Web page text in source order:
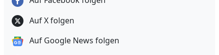
Auf X folgen
Auf Google News folgen